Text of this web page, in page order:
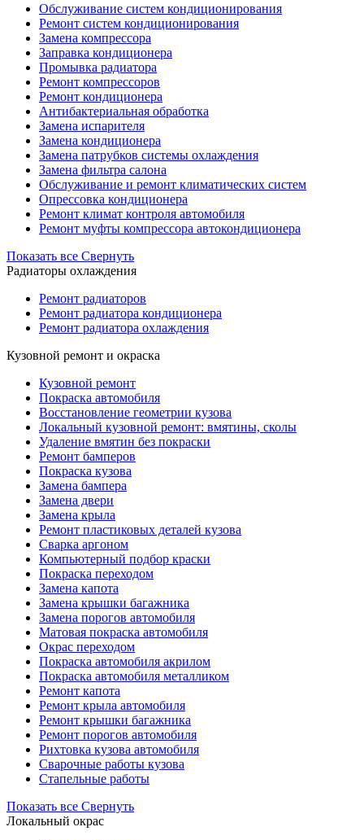
Обслуживание систем кондиционирования
Ремонт систем кондиционирования
Замена компрессора
Заправка кондиционера
Промывка радиатора
Ремонт компрессоров
Ремонт кондиционера
Антибактериальная обработка
Замена испарителя
Замена кондиционера
Замена патрубков системы охлаждения
Замена фильтра салона
Обслуживание и ремонт климатических систем
Опрессовка кондиционера
Ремонт климат контроля автомобиля
Ремонт муфты компрессора автокондиционера
Показать все Свернуть
Радиаторы охлаждения
Ремонт радиаторов
Ремонт радиатора кондиционера
Ремонт радиатора охлаждения
Кузовной ремонт и окраска
Кузовной ремонт
Покраска автомобиля
Восстановление геометрии кузова
Локальный кузовной ремонт: вмятины, сколы
Удаление вмятин без покраски
Ремонт бамперов
Покраска кузова
Замена бампера
Замена двери
Замена крыла
Ремонт пластиковых деталей кузова
Сварка аргоном
Компьютерный подбор краски
Покраска переходом
Замена капота
Замена крышки багажника
Замена порогов автомобиля
Матовая покраска автомобиля
Окрас переходом
Покраска автомобиля акрилом
Покраска автомобиля металликом
Ремонт капота
Ремонт крыла автомобиля
Ремонт крышки багажника
Ремонт порогов автомобиля
Рихтовка кузова автомобиля
Сварочные работы кузова
Стапельные работы
Показать все Свернуть
Локальный окрас